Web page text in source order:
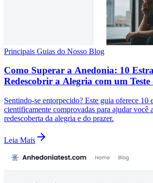
Principais Guias do Nosso Blog
Como Superar a Anedonia: 10
Redescobrir a Alegria com um
Sentindo-se entorpecido? Este guia oferece 10
cientificamente comprovadas para ajudar você
redescoberta da alegria e do prazer.
Leia Mais